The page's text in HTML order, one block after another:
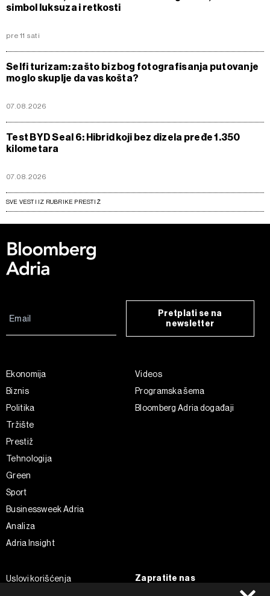
simbol luksuza i retkosti
pre 11 sati
Selfi turizam: zašto bi zbog fotografisanja putovanje
moglo skuplje da vas košta?
07.08.2026
Test BYD Seal 6: Hibrid koji bez dizela pređe 1.350
kilometara
07.08.2026
SVE VESTI IZ RUBRIKE PRESTIŽ
Pretplati se na
newsletter
Ekonomija
Biznis
Politika
Tržište
Prestiž
Tehnologija
Green
Sport
Businessweek Adria
Analiza
Adria Insight
Videos
Programska šema
Bloomberg Adria događaji
Uslovi korišćenja
Zapratite nas